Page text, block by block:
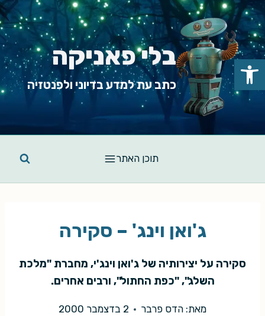
Skip
to
content
בלי פאניקה
כתב עת למדע בדיוני ולפנטזיה
תוכן האתר
ג'ואן וינג' – סקירה
סקירה על יצירותיה של ג'ואן וינג'י, מחברת "מלכת
השלג", "כפת החתול", ורבים אחרים.
מאת: הדס פרבר 2 בדצמבר 2000
פתח סרגל נגישות